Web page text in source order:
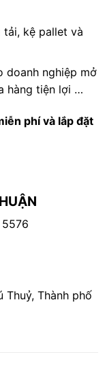
tải, kệ pallet và
doanh nghiệp mở
hàng tiện lợi …
phí và lắp đặt
Thuỷ, Thành phố